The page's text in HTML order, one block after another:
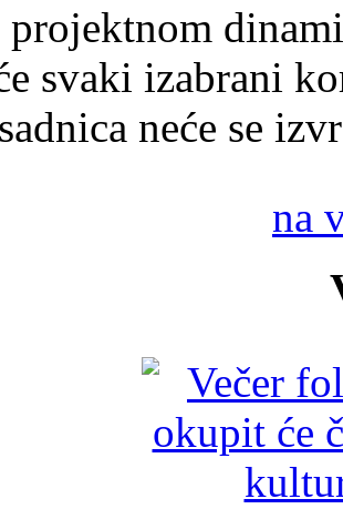
projektnom
svaki izabrani
sadnica neće se
na